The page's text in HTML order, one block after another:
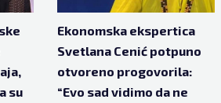
su
Ekonomska ekspertica
Svetlana Cenić potpuno
otvoreno progovorila:
“Evo sad vidimo da ne